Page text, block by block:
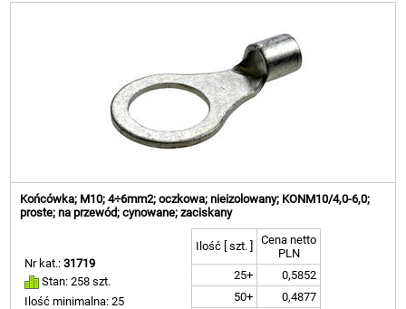
Końcówka; M10; 4÷6mm2; oczkowa; nieizolowany; KONM10/4,0-6,0;
proste; na przewód; cynowane; zaciskany
Nr kat.:31719
Stan: 258 szt.
Ilość minimalna: 25
Ilość [ szt. ]
Cena netto
PLN
25+
0,5852
50+
0,4877